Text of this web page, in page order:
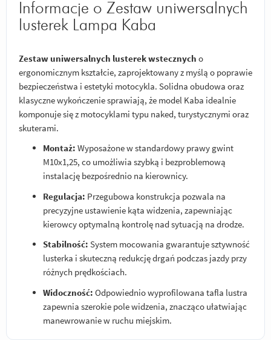
Informacje o Zestaw uniwersalnych
lusterek Lampa Kaba
Zestaw uniwersalnych lusterek wstecznych o
ergonomicznym kształcie, zaprojektowany z myślą o poprawie
bezpieczeństwa i estetyki motocykla. Solidna obudowa oraz
klasyczne wykończenie sprawiają, że model Kaba idealnie
komponuje się z motocyklami typu naked, turystycznymi oraz
skuterami.
Montaż: Wyposażone w standardowy prawy gwint
M10x1,25, co umożliwia szybką i bezproblemową
instalację bezpośrednio na kierownicy.
Regulacja: Przegubowa konstrukcja pozwala na
precyzyjne ustawienie kąta widzenia, zapewniając
kierowcy optymalną kontrolę nad sytuacją na drodze.
Stabilność: System mocowania gwarantuje sztywność
lusterka i skuteczną redukcję drgań podczas jazdy przy
różnych prędkościach.
Widoczność: Odpowiednio wyprofilowana tafla lustra
zapewnia szerokie pole widzenia, znacząco ułatwiając
manewrowanie w ruchu miejskim.